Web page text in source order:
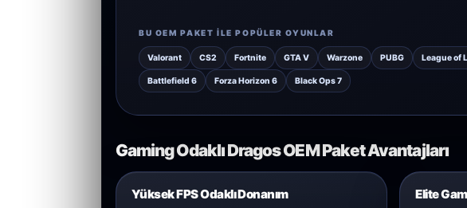
BU OEM PAKET ILE POPÜLER OYUNLAR
Valorant CS2 Fortnite GTA V Warzone PUBG League of
Battlefield 6 Forza Horizon 6 Black Ops 7
Gaming Odaklı Dragos OEM Paket Avantajları
Yüksek FPS Odaklı Donanım Elite